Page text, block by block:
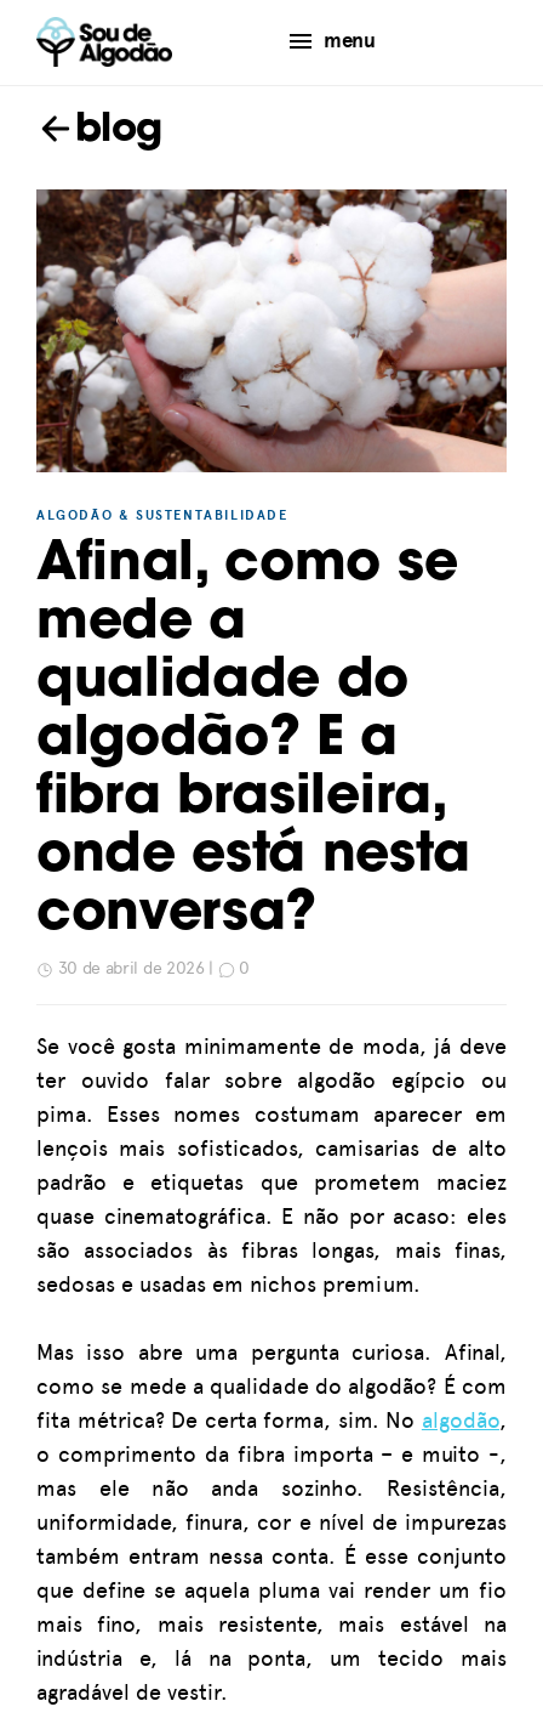
menu
blog
ALGODÃO & SUSTENTABILIDADE
Afinal, como se
mede a
qualidade do
algodão? E a
fibra brasileira,
onde está nesta
conversa?
30 de abril de 2026 | 0
Se você gosta minimamente de moda, já deve
ter ouvido falar sobre algodão egípcio ou
pima. Esses nomes costumam aparecer em
lençois mais sofisticados, camisarias de alto
padrão e etiquetas que prometem maciez
quase cinematográfica. E não por acaso: eles
são associados às fibras longas, mais finas,
sedosas e usadas em nichos premium.
Mas isso abre uma pergunta curiosa. Afinal,
como se mede a qualidade do algodão? É com
fita métrica? De certa forma, sim. No algodão,
o comprimento da fibra importa – e muito -,
mas ele não anda sozinho. Resistência,
uniformidade, finura, cor e nível de impurezas
também entram nessa conta. É esse conjunto
que define se aquela pluma vai render um fio
mais fino, mais resistente, mais estável na
indústria e, lá na ponta, um tecido mais
agradável de vestir.